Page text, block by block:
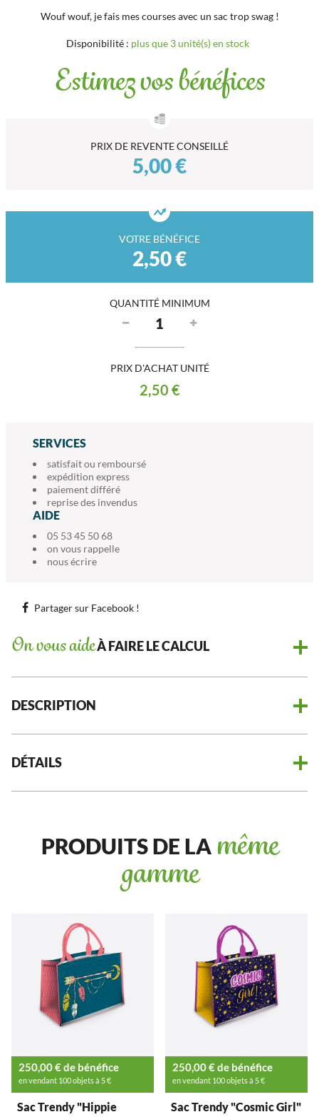
Wouf wouf, je fais mes courses avec un sac trop swag !
Disponibilité : plus que 3 unité(s) en stock
Estimez vos bénéfices
PRIX DE REVENTE CONSEILLÉ
5,00 €
VOTRE BÉNÉFICE
2,50 €
QUANTITÉ MINIMUM
PRIX D'ACHAT UNITÉ
2,50 €
SERVICES
satisfait ou remboursé
expédition express
paiement différé
reprise des invendus
AIDE
05 53 45 50 68
on vous rappelle
nous écrire
Partager sur Facebook !
On vous aideÀ FAIRE LE CALCUL
DESCRIPTION
DÉTAILS
PRODUITS DE LA même
gamme
Sac Trendy "Hippie
250,00 € de bénéfice
en vendant 100 objets à 5 €
Sac Trendy "Cosmic Girl"
250,00 € de bénéfice
en vendant 100 objets à 5 €